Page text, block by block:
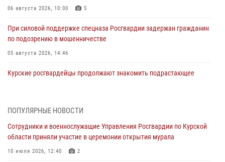
06 августа 2026, 10:00 5
При силовой поддержке спецназа Росгвардии задержан гражданин
по подозрению в мошенничестве
05 августа 2026, 14:46
Курские росгвардейцы продолжают знакомить подрастающее
оздоровительных лагерях
05 августа 2026, 09:51
ПОПУЛЯРНЫЕ НОВОСТИ
Сотрудники и военнослужащие Управления Росгвардии по Курской
области приняли участие в церемонии открытия мурала
10 июля 2026, 12:40 2